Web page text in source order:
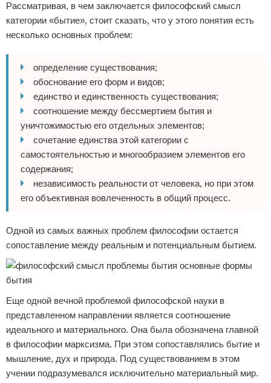
Рассматривая, в чем заключается философский смысл
категории «бытие», стоит сказать, что у этого понятия есть
несколько основных проблем:
определение существования;
обоснование его форм и видов;
единство и единственность существования;
соотношение между бессмертием бытия и
уничтожимостью его отдельных элементов;
сочетание единства этой категории с
самостоятельностью и многообразием элементов его
содержания;
независимость реальности от человека, но при этом
его объективная вовлеченность в общий процесс.
Одной из самых важных проблем философии остается
сопоставление между реальным и потенциальным бытием.
Еще одной вечной проблемой философской науки в
представленном направлении является соотношение
идеального и материального. Она была обозначена главной
в философии марксизма. При этом сопоставлялись бытие и
мышление, дух и природа. Под существованием в этом
учении подразумевался исключительно материальный мир.